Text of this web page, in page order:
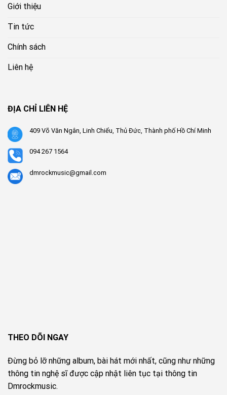
Giới thiệu
Tin tức
Chính sách
Liên hệ
ĐỊA CHỈ LIÊN HỆ
409 Võ Văn Ngân, Linh Chiểu, Thủ Đức, Thành phố Hồ Chí Minh
094 267 1564
dmrockmusic@gmail.com
THEO DÕI NGAY
Đừng bỏ lỡ những album, bài hát mới nhất, cũng như những
thông tin nghệ sĩ được cập nhật liên tục tại thông tin
Dmrockmusic.